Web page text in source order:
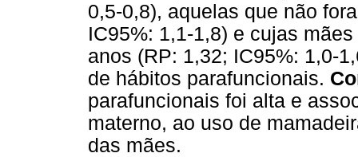
0,5-0,8), aquelas que não
IC95%: 1,1-1,8) e cujas
anos (RP: 1,32; IC95%: 1,0-
de hábitos parafuncionais.
parafuncionais foi alta e
materno, ao uso de
das mães.